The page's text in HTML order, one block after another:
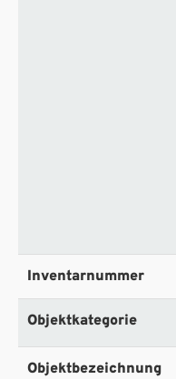
Inventarnummer
Objektkategorie
Objektbezeichnung